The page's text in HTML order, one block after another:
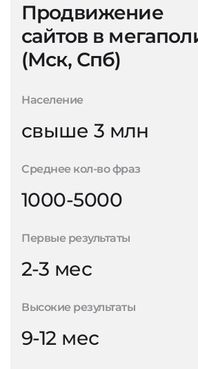
Продвижение
сайтов в
(Мск, Спб)
Население
свыше 3 млн
Среднее кол-во фраз
1000-5000
Первые результаты
2-3 мес
Высокие результаты
9-12 мес